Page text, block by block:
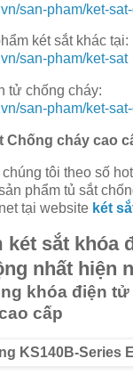
san-pham/ket-
két sắt khác tại:
san-pham/ket-sat
tử chống cháy:
san-pham/ket-
Chống cháy cao
tôi theo số
phẩm tủ sắt
tại website két
két sắt khóa
nhất hiện
khóa điện tử
cấp